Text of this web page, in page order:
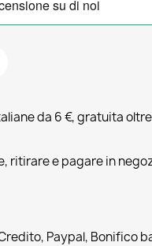
da 6 €, gratuita
ritirare e pagare in
Paypal, Bonifico